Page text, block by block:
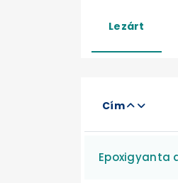
Lezárt
Cím
Epoxigyanta